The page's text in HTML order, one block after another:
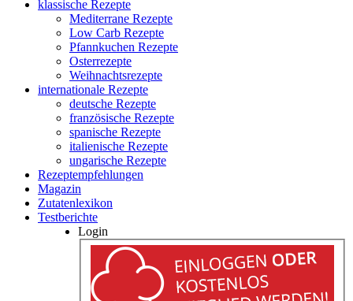
klassische Rezepte
Mediterrane Rezepte
Low Carb Rezepte
Pfannkuchen Rezepte
Osterrezepte
Weihnachtsrezepte
internationale Rezepte
deutsche Rezepte
französische Rezepte
spanische Rezepte
italienische Rezepte
ungarische Rezepte
Rezeptempfehlungen
Magazin
Zutatenlexikon
Testberichte
Login